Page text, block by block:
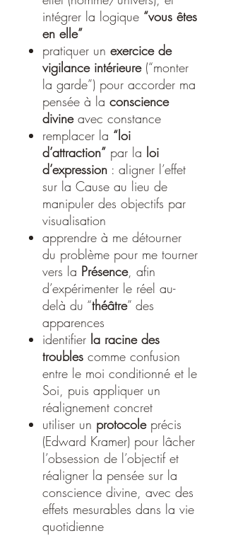
intégrer la logique “vous êtes
en elle”
pratiquer un exercice de
vigilance intérieure(“monter
la garde”) pour accorder ma
pensée à la conscience
divine avec constance
remplacer la “loi
d’attraction” par la loi
d’expression : aligner l’effet
sur la Cause au lieu de
manipuler des objectifs par
visualisation
apprendre à me détourner
du problème pour me tourner
vers la Présence, afin
d’expérimenter le réel au-
delà du “théâtre” des
apparences
identifier la racine des
troubles comme confusion
entre le moi conditionné et le
Soi, puis appliquer un
réalignement concret
utiliser un protocole précis
(Edward Kramer) pour lâcher
l’obsession de l’objectif et
réaligner la pensée sur la
conscience divine, avec des
effets mesurables dans la vie
quotidienne